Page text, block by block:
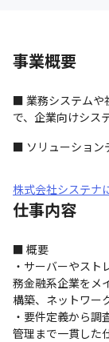
事業概要
■ 業務システムや
で、企業向けシス
■ ソリューション
株式会社システナ
仕事内容
■ 概要
・サーバーやス
務⾦融系企業をメ
構築、ネットワー
・要件定義から
管理まで⼀貫した